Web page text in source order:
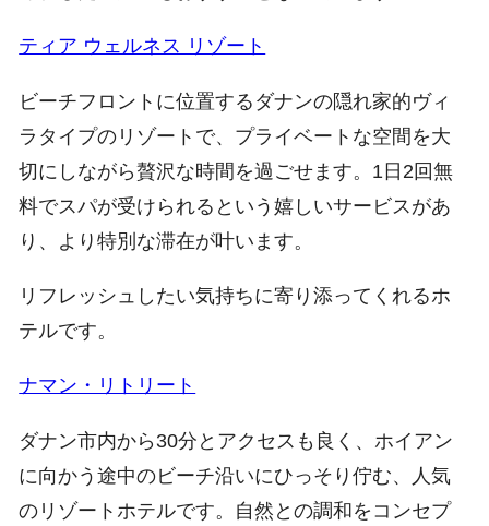
ティア ウェルネス リゾート
ビーチフロントに位置するダナンの隠れ家的ヴィ
ラタイプのリゾートで、プライベートな空間を大
切にしながら贅沢な時間を過ごせます。1日2回無
料でスパが受けられるという嬉しいサービスがあ
り、より特別な滞在が叶います。
リフレッシュしたい気持ちに寄り添ってくれるホ
テルです。
ナマン・リトリート
ダナン市内から30分とアクセスも良く、ホイアン
に向かう途中のビーチ沿いにひっそり佇む、人気
のリゾートホテルです。自然との調和をコンセプ